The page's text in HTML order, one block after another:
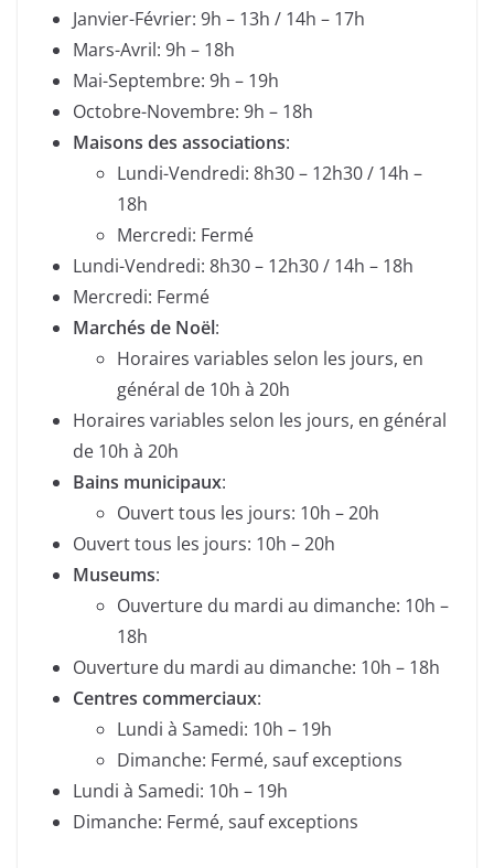
Janvier-Février: 9h – 13h / 14h – 17h
Mars-Avril: 9h – 18h
Mai-Septembre: 9h – 19h
Octobre-Novembre: 9h – 18h
Maisons des associations:
Lundi-Vendredi: 8h30 – 12h30 / 14h –
18h
Mercredi: Fermé
Lundi-Vendredi: 8h30 – 12h30 / 14h – 18h
Mercredi: Fermé
Marchés de Noël:
Horaires variables selon les jours, en
général de 10h à 20h
Horaires variables selon les jours, en général
de 10h à 20h
Bains municipaux:
Ouvert tous les jours: 10h – 20h
Ouvert tous les jours: 10h – 20h
Museums:
Ouverture du mardi au dimanche: 10h –
18h
Ouverture du mardi au dimanche: 10h – 18h
Centres commerciaux:
Lundi à Samedi: 10h – 19h
Dimanche: Fermé, sauf exceptions
Lundi à Samedi: 10h – 19h
Dimanche: Fermé, sauf exceptions